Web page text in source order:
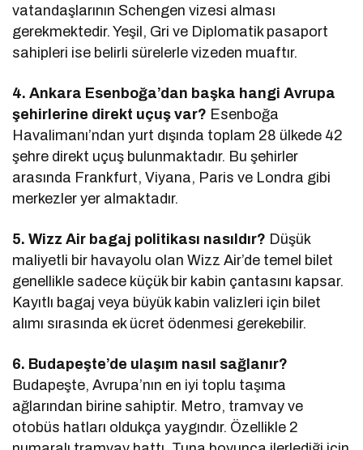
vatandaşlarının Schengen vizesi alması
gerekmektedir. Yeşil, Gri ve Diplomatik pasaport
sahipleri ise belirli sürelerle vizeden muaftır.
4. Ankara Esenboğa’dan başka hangi Avrupa
şehirlerine direkt uçuş var? Esenboğa
Havalimanı’ndan yurt dışında toplam 28 ülkede 42
şehre direkt uçuş bulunmaktadır. Bu şehirler
arasında Frankfurt, Viyana, Paris ve Londra gibi
merkezler yer almaktadır.
5. Wizz Air bagaj politikası nasıldır? Düşük
maliyetli bir havayolu olan Wizz Air’de temel bilet
genellikle sadece küçük bir kabin çantasını kapsar.
Kayıtlı bagaj veya büyük kabin valizleri için bilet
alımı sırasında ek ücret ödenmesi gerekebilir.
6. Budapeşte’de ulaşım nasıl sağlanır?
Budapeşte, Avrupa’nın en iyi toplu taşıma
ağlarından birine sahiptir. Metro, tramvay ve
otobüs hatları oldukça yaygındır. Özellikle 2